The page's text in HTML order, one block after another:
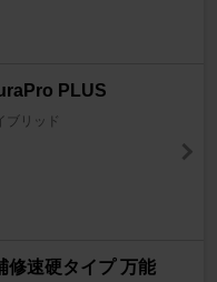
PLUS
ブリッド
修速硬タイプ 万能